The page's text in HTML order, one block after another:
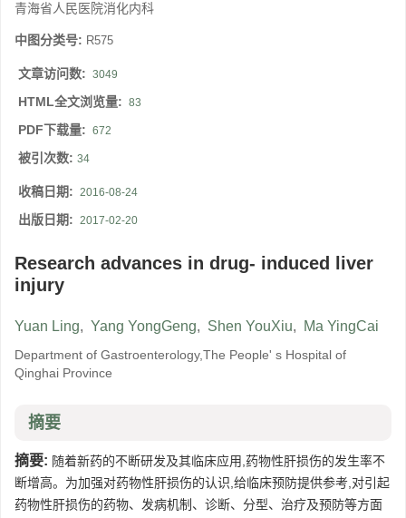
青海省人民医院消化内科
中图分类号: R575
文章访问数: 3049
HTML全文浏览量: 83
PDF下载量: 672
被引次数: 34
收稿日期: 2016-08-24
出版日期: 2017-02-20
Research advances in drug- induced liver
injury
Yuan Ling, Yang YongGeng, Shen YouXiu, Ma YingCai
Department of Gastroenterology,The People' s Hospital of
Qinghai Province
摘要
摘要: 随着新药的不断研发及其临床应用,药物性肝损伤的发生率不
断增高。为加强对药物性肝损伤的认识,给临床预防提供参考,对引起
药物性肝损伤的药物、发病机制、诊断、分型、治疗及预防等方面